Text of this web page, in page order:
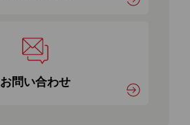
お問い合わせ